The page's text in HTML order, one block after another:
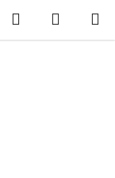
Hľadať
KOŠÍK